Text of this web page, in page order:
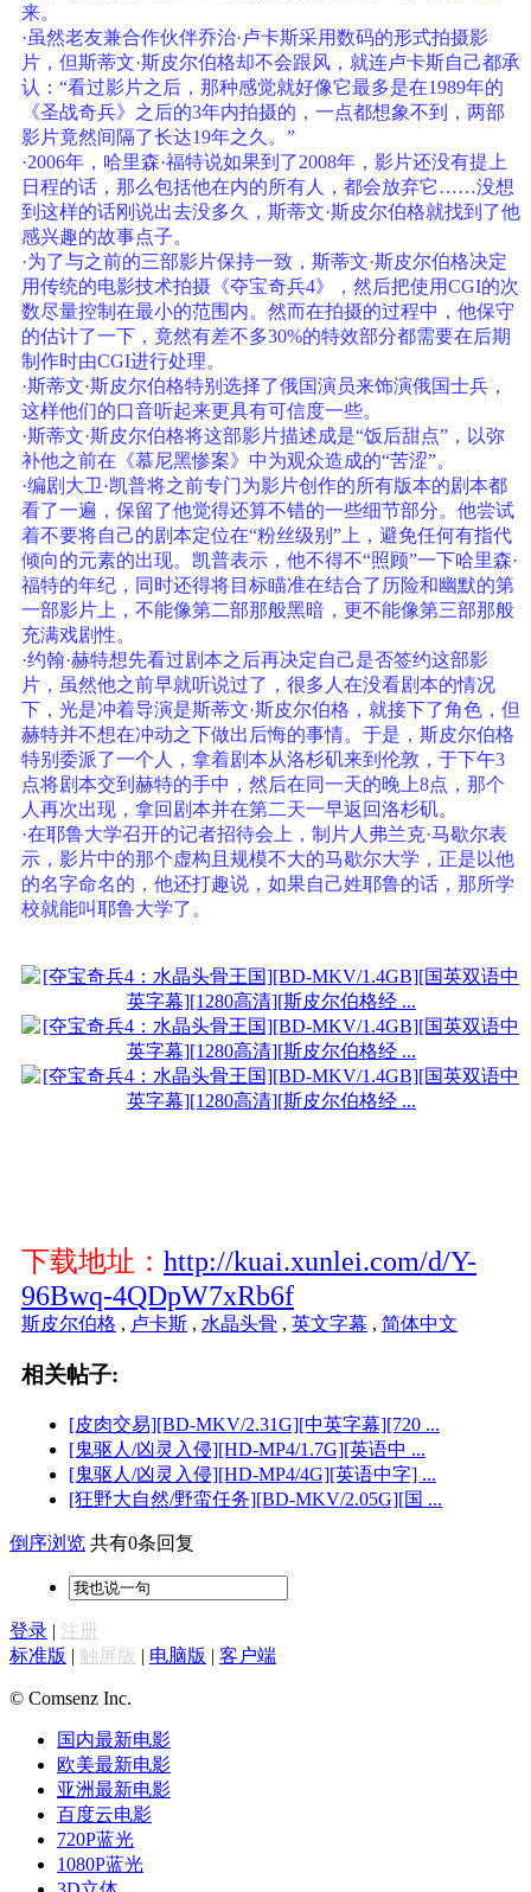
来。
·虽然老友兼合作伙伴乔治·卢卡斯采用数码的形式拍摄影
片，但斯蒂文·斯皮尔伯格却不会跟风，就连卢卡斯自己都承
认：“看过影片之后，那种感觉就好像它最多是在1989年的
《圣战奇兵》之后的3年内拍摄的，一点都想象不到，两部
影片竟然间隔了长达19年之久。”
·2006年，哈里森·福特说如果到了2008年，影片还没有提上
日程的话，那么包括他在内的所有人，都会放弃它……没想
到这样的话刚说出去没多久，斯蒂文·斯皮尔伯格就找到了他
感兴趣的故事点子。
·为了与之前的三部影片保持一致，斯蒂文·斯皮尔伯格决定
用传统的电影技术拍摄《夺宝奇兵4》，然后把使用CGI的次
数尽量控制在最小的范围内。然而在拍摄的过程中，他保守
的估计了一下，竟然有差不多30%的特效部分都需要在后期
制作时由CGI进行处理。
·斯蒂文·斯皮尔伯格特别选择了俄国演员来饰演俄国士兵，
这样他们的口音听起来更具有可信度一些。
·斯蒂文·斯皮尔伯格将这部影片描述成是“饭后甜点”，以弥
补他之前在《慕尼黑惨案》中为观众造成的“苦涩”。
·编剧大卫·凯普将之前专门为影片创作的所有版本的剧本都
看了一遍，保留了他觉得还算不错的一些细节部分。他尝试
着不要将自己的剧本定位在“粉丝级别”上，避免任何有指代
倾向的元素的出现。凯普表示，他不得不“照顾”一下哈里森·
福特的年纪，同时还得将目标瞄准在结合了历险和幽默的第
一部影片上，不能像第二部那般黑暗，更不能像第三部那般
充满戏剧性。
·约翰·赫特想先看过剧本之后再决定自己是否签约这部影
片，虽然他之前早就听说过了，很多人在没看剧本的情况
下，光是冲着导演是斯蒂文·斯皮尔伯格，就接下了角色，但
赫特并不想在冲动之下做出后悔的事情。于是，斯皮尔伯格
特别委派了一个人，拿着剧本从洛杉矶来到伦敦，于下午3
点将剧本交到赫特的手中，然后在同一天的晚上8点，那个
人再次出现，拿回剧本并在第二天一早返回洛杉矶。
·在耶鲁大学召开的记者招待会上，制片人弗兰克·马歇尔表
示，影片中的那个虚构且规模不大的马歇尔大学，正是以他
的名字命名的，他还打趣说，如果自己姓耶鲁的话，那所学
校就能叫耶鲁大学了。
下载地址： http://kuai.xunlei.com/d/Y-
96Bwq-4QDpW7xRb6f
斯皮尔伯格 , 卢卡斯 , 水晶头骨 , 英文字幕 , 简体中文
相关帖子:
[皮肉交易][BD-MKV/2.31G][中英字幕][720 ...
[鬼驱人/凶灵入侵][HD-MP4/1.7G][英语中 ...
[鬼驱人/凶灵入侵][HD-MP4/4G][英语中字] ...
[狂野大自然/野蛮任务][BD-MKV/2.05G][国 ...
倒序浏览 共有0条回复
登录 | 注册
标准版 | 触屏版 | 电脑版 | 客户端
© Comsenz Inc.
国内最新电影
欧美最新电影
亚洲最新电影
百度云电影
720P蓝光
1080P蓝光